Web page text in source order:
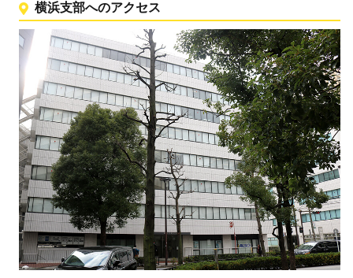
横浜支部へのアクセス